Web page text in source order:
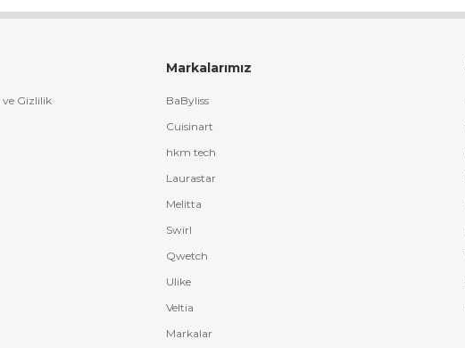
ve Gizlilik
Markalarımız
BaByliss
Cuisinart
hkm tech
Laurastar
Melitta
Swirl
Qwetch
Ulike
Veltia
Markalar